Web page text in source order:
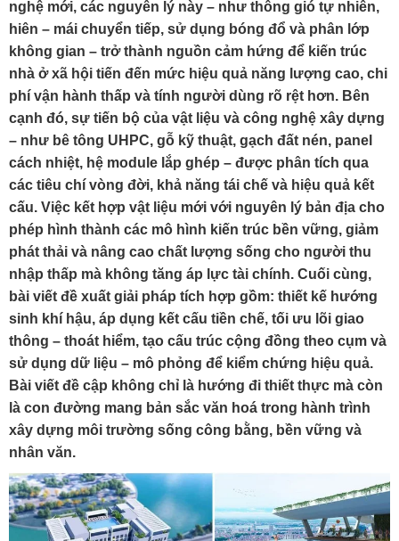
nghệ mới, các nguyên lý này – như thông gió tự nhiên,
hiên – mái chuyển tiếp, sử dụng bóng đổ và phân lớp
không gian – trở thành nguồn cảm hứng để kiến trúc
nhà ở xã hội tiến đến mức hiệu quả năng lượng cao, chi
phí vận hành thấp và tính người dùng rõ rệt hơn. Bên
cạnh đó, sự tiến bộ của vật liệu và công nghệ xây dựng
– như bê tông UHPC, gỗ kỹ thuật, gạch đất nén, panel
cách nhiệt, hệ module lắp ghép – được phân tích qua
các tiêu chí vòng đời, khả năng tái chế và hiệu quả kết
cấu. Việc kết hợp vật liệu mới với nguyên lý bản địa cho
phép hình thành các mô hình kiến trúc bền vững, giảm
phát thải và nâng cao chất lượng sống cho người thu
nhập thấp mà không tăng áp lực tài chính. Cuối cùng,
bài viết đề xuất giải pháp tích hợp gồm: thiết kế hướng
sinh khí hậu, áp dụng kết cấu tiền chế, tối ưu lõi giao
thông – thoát hiểm, tạo cấu trúc cộng đồng theo cụm và
sử dụng dữ liệu – mô phỏng để kiểm chứng hiệu quả.
Bài viết đề cập không chỉ là hướng đi thiết thực mà còn
là con đường mang bản sắc văn hoá trong hành trình
xây dựng môi trường sống công bằng, bền vững và
nhân văn.